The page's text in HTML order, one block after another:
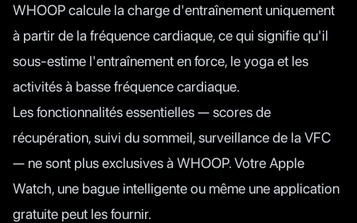
WHOOP calcule la charge d'entraînement uniquement
à partir de la fréquence cardiaque, ce qui signifie qu'il
sous-estime l'entraînement en force, le yoga et les
activités à basse fréquence cardiaque.
Les fonctionnalités essentielles — scores de
récupération, suivi du sommeil, surveillance de la VFC
— ne sont plus exclusives à WHOOP. Votre Apple
Watch, une bague intelligente ou même une application
gratuite peut les fournir.